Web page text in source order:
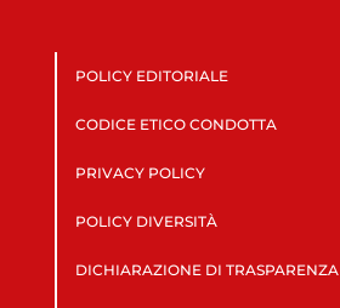
POLICY EDITORIALE
CODICE ETICO CONDOTTA
PRIVACY POLICY
POLICY DIVERSITÀ
DICHIARAZIONE DI TRASPARENZA